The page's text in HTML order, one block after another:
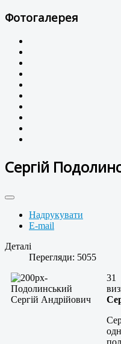
Фотогалерея
Сергій
Надрукувати
E-mail
Деталі
Перегляди: 5055
31